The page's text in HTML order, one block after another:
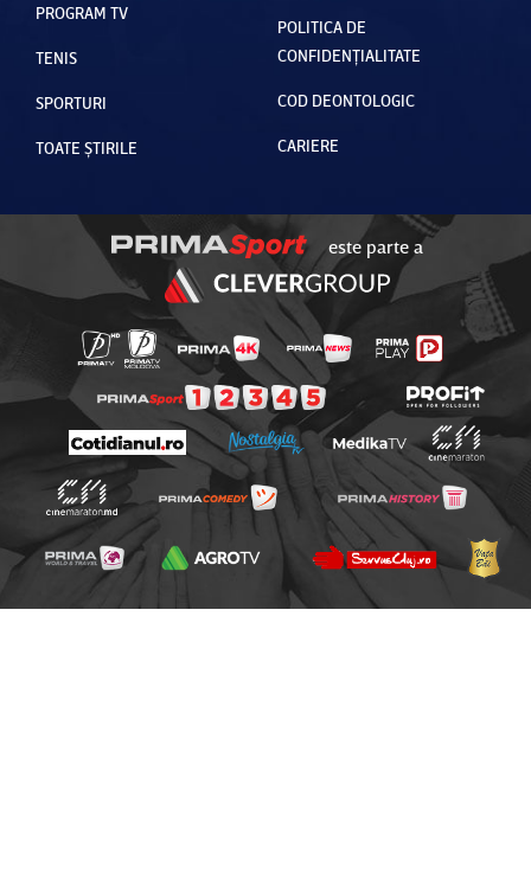
PROGRAM TV
TENIS
SPORTURI
TOATE ȘTIRILE
POLITICA DE
CONFIDENȚIALITATE
COD DEONTOLOGIC
CARIERE
este parte a